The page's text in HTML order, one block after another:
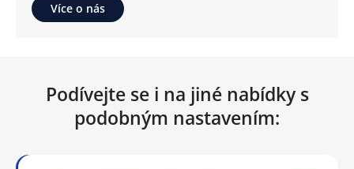
Více o nás
Podívejte se i na jiné nabídky s
podobným nastavením: